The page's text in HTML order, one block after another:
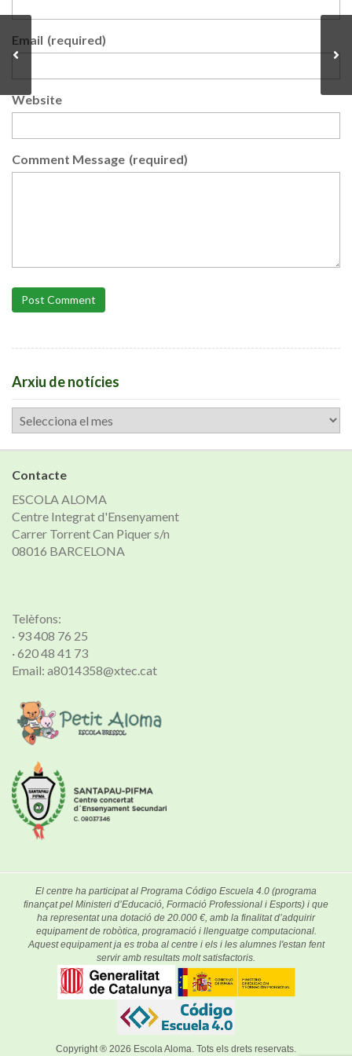
Email (required)
Website
Comment Message (required)
Post Comment
Arxiu de notícies
Arxiu
de
notícies
Contacte
ESCOLA ALOMA
Centre Integrat d'Ensenyament
Carrer Torrent Can Piquer s/n
08016 BARCELONA
Telèfons:
· 93 408 76 25
· 620 48 41 73
Email: a8014358@xtec.cat
El centre ha participat al Programa Código Escuela 4.0 (programa
finançat pel Ministeri d’Educació, Formació Professional i Esports) i que
ha representat una dotació de 20.000 €, amb la finalitat d’adquirir
equipament de robòtica, programació i llenguatge computacional.
Aquest equipament ja es troba al centre i els i les alumnes l'estan fent
servir amb resultats molt satisfactoris.
Copyright ® 2026 Escola Aloma. Tots els drets reservats.